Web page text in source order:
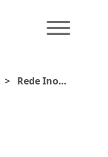
> Rede Inova